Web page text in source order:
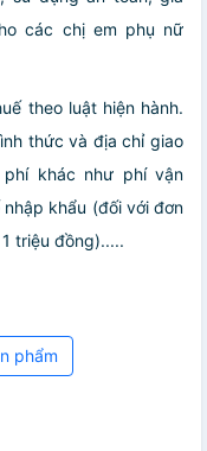
các chị em phụ nữ
theo luật hiện hành.
thức và địa chỉ giao
khác như phí vận
khẩu (đối với đơn
triệu đồng).....
phẩm